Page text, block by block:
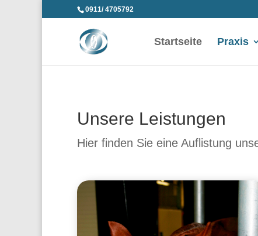
0911/ 4705792
Startseite Praxis
Unsere Leistungen
Hier finden Sie eine Auflistung